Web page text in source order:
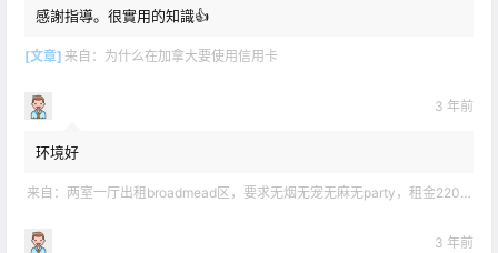
感謝指導。很實用的知識👍
[文章] 来自： 为什么在加拿大要使用信用卡
3 年前
环境好
来自： 两室一厅出租broadmead区，要求无烟无宠无麻无party，租金2200不包水电有意短信联系2508858496
3 年前